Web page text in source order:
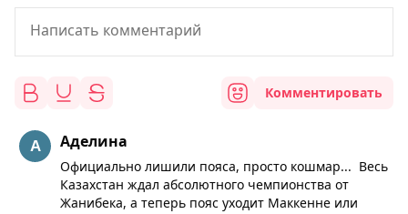
Комментировать
Аделина
Официально лишили пояса, просто кошмар... Весь
Казахстан ждал абсолютного чемпионства от
Жанибека, а теперь пояс уходит Маккенне или